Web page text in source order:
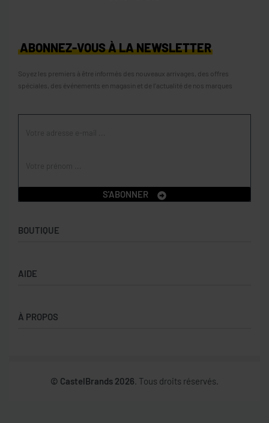
BOUTIQUE
Garçons
AIDE
Retours et échanges
À PROPOS
ABONNEZ-VOUS À LA NEWSLETTER
Soyez les premiers à être informés des nouveaux arrivages, des offres
spéciales, des événements en magasin et de l’actualité de nos marques
S'ABONNER
© CastelBrands 2026. Tous droits réservés.